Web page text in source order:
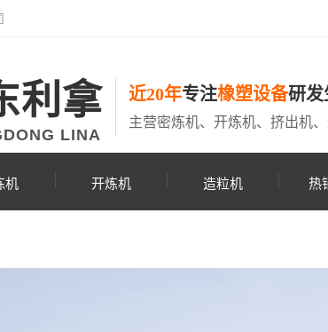
利拿
LINA
近20年专注橡塑设备研发
主营密炼机、开炼机、挤出机
机 开炼机 造粒机 热